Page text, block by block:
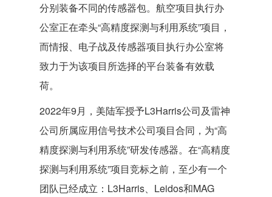
分别装备不同的传感器包。航空项目执行办
公室正在牵头“高精度探测与利用系统”项目，
而情报、电子战及传感器项目执行办公室将
致力于为该项目所选择的平台装备有效载
荷。
2022年9月，美陆军授予L3Harris公司及雷神
公司所属应用信号技术公司项目合同，为“高
精度探测与利用系统”研发传感器。在“高精度
探测与利用系统”项目竞标之前，至少有一个
团队已经成立：L3Harris、Leidos和MAG